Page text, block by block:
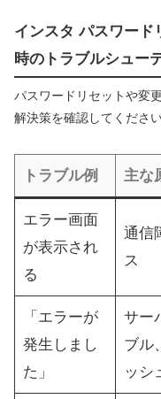
インスタ パスワード
時のトラブルシュー
パスワードリセットや変
解決策を確認してください
トラブル例 主な
エラー画面
が表示され
る
通信
ス
「エラーが
発生しまし
た」
サー
ブル
ッシ